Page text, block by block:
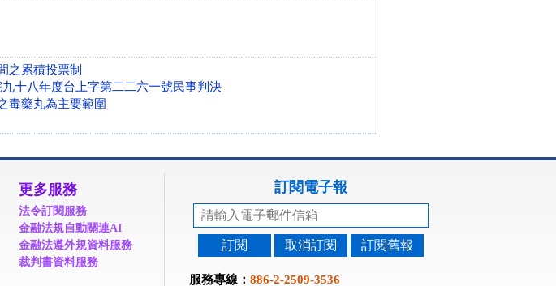
之累積投票制
十八年度台上字第二二六一號民事判決
毒藥丸為主要範圍
更多服務
法令訂閱服務
金融法規自動關連AI
金融法遵外規資料服務
裁判書資料服務
訂閱電子報
訂閱 取消訂閱 訂閱舊報
服務專線： 886-2-2509-3536